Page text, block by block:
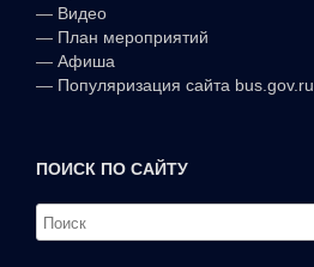
— Видео
— План мероприятий
— Афиша
— Популяризация сайта bus.gov.ru
ПОИСК ПО САЙТУ